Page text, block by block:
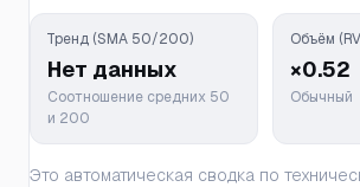
Тренд (SMA 50/200)
Нет данных
Соотношение средних 50
и 200
Объём
×0.52
Обычный
Это автоматическая сводка по